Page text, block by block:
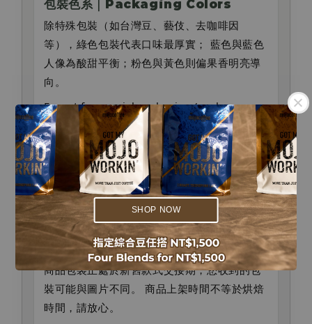
.
.
SHOP NOW
包裝色系｜Packaging Colors
除特殊包裝（如台灣豆、藝伎、去咖啡因
等），綠色包裝代表口味最厚實； 藍色與藍色
人像為酸甜平衡；粉色與黃色則偏果香明亮導
向。
Except for special packaging (such as
Taiwan beans, Geisha, or decaf), green
packaging indicates the fullest body; blue
represents balanced profiles, while pink
and yellow are fruit-forward.
包裝與烘焙｜Packaging &
Roasting
商品包裝正處於新舊款式交接期，您收到的包
裝可能與圖片不同。 商品上架時間不等於烘焙
時間，請放心。